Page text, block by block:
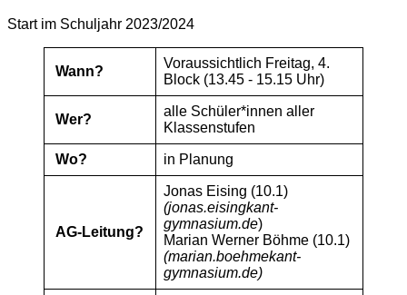
Start im Schuljahr 2023/2024
Wann?
Voraussichtlich Freitag, 4.
Block (13.45 - 15.15 Uhr)
Wer?
alle Schüler*innen aller
Klassenstufen
Wo? in Planung
AG-Leitung?
Jonas Eising (10.1)
(jonas.eising@
kant-
gymnasium.de)
Marian Werner Böhme (10.1)
(marian.boehme@
kant-
gymnasium.de)